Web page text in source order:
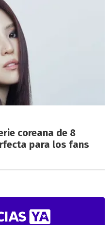
coreana de 8
para los fans